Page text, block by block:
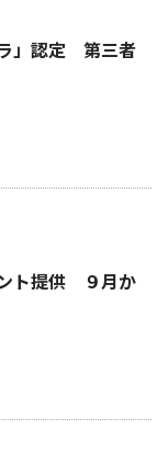
」認定 第三者
ト提供 ９月か